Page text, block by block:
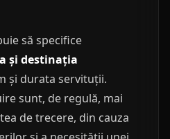
să specifice
și destinația
și durata servituții.
sunt, de regulă, mai
de trecere, din cauza